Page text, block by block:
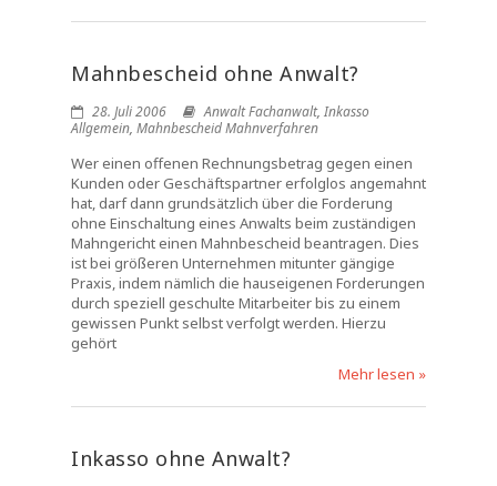
Mahnbescheid ohne Anwalt?
28. Juli 2006 Anwalt Fachanwalt, Inkasso
Allgemein, Mahnbescheid Mahnverfahren
Wer einen offenen Rechnungsbetrag gegen einen
Kunden oder Geschäftspartner erfolglos angemahnt
hat, darf dann grundsätzlich über die Forderung
ohne Einschaltung eines Anwalts beim zuständigen
Mahngericht einen Mahnbescheid beantragen. Dies
ist bei größeren Unternehmen mitunter gängige
Praxis, indem nämlich die hauseigenen Forderungen
durch speziell geschulte Mitarbeiter bis zu einem
gewissen Punkt selbst verfolgt werden. Hierzu
gehört
Mehr lesen »
Inkasso ohne Anwalt?